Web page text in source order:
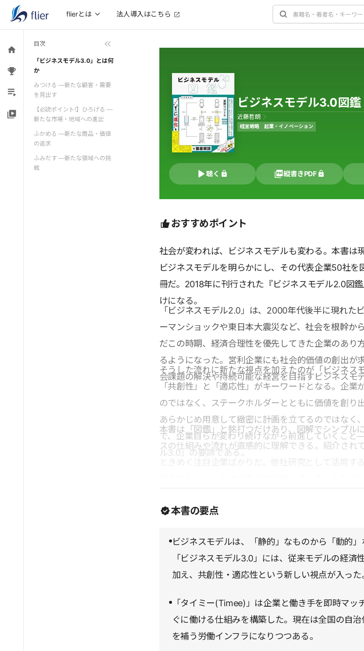
flierとは 法人導入はこちら
目次
「ビジネスモデル3.0」とは何
か
みつける ―新たな顧客・需要
を見出す
【必読ポイント!】ひろげる ―
新たな市場・地域への進出
ふかめる ―新たな商品・価値
の追求
ふみだす ―新たな領域への挑
戦
ビジネスモデル3.0図鑑
近藤哲朗
経営戦略 起業・イノベーション
聴く 縦書きPDF
おすすめポイント
社会が変われば、ビジネスモデルも変わる。本書は
ビジネスモデルを明らかにし、その代表企業50社を
冊だ。2018年に刊行された『ビジネスモデル2.0図
けになる。
「ビジネスモデル2.0」は、2000年代後半に現れた
ーマンショックや東日本大震災など、社会を根幹か
だこの時期、経済合理性を優先してきた企業のあり
るようになった。営利企業にも社会的価値の創出が
会課題の解決や持続可能な経営を目指すビジネスモ
そうした流れに新たな視点を加えたのが「ビジネス
「共創性」と「適応性」がキーワードとなる。企業
のではなく、ステークホルダーとともに価値を創り
あらかじめ用意して緻密に計画を立てるのではなく
で、企業自らが変わり続けながら前進していくこ
ル3.0」の要諦である。
本書は「図鑑」と銘打つだけあり、図解でシンプル
スの仕組みや流れが直感的に理解できる。紹介され
ときめく注目企業ばかりだ。他社研究として活用す
本書の要点
ビジネスモデルは、「静的」なものから「動的」
「ビジネスモデル3.0」には、従来モデルの経済
加え、共創性・適応性という新しい視点が入った
「タイミー(Timee)」は企業と働き手を即時マッ
ぐに働ける仕組みを構築した。現在は全国の自
を補う労働インフラになりつつある。